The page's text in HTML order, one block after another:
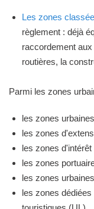
Les zones
règlement : déjà
raccordement
routières, la
Parmi les zones
les zones
les zones
les zones
les zones
les zones
les zones